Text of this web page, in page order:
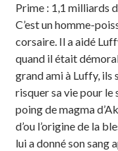
Prime : 1,1 milliards
C’est un homme-
corsaire. Il a aidé
quand il était
grand ami à Luffy, ils
risquer sa vie pour le
poing de magma
d’ou l’origine de la
lui a donné son